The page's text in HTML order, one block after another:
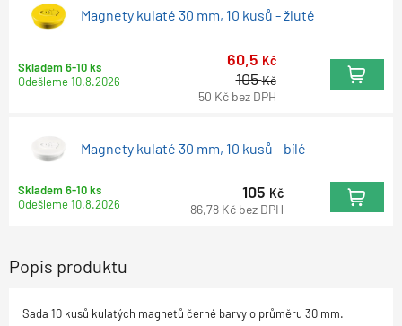
Magnety kulaté 30 mm, 10 kusů - žluté
Skladem 6-10 ks
Odešleme10.8.2026
60,5 Kč
105Kč
50 Kč bez DPH
Magnety kulaté 30 mm, 10 kusů - bílé
Skladem 6-10 ks
Odešleme10.8.2026
105 Kč
86,78 Kč bez DPH
Popis produktu
Sada 10 kusů kulatých magnetů černé barvy o průměru 30 mm.